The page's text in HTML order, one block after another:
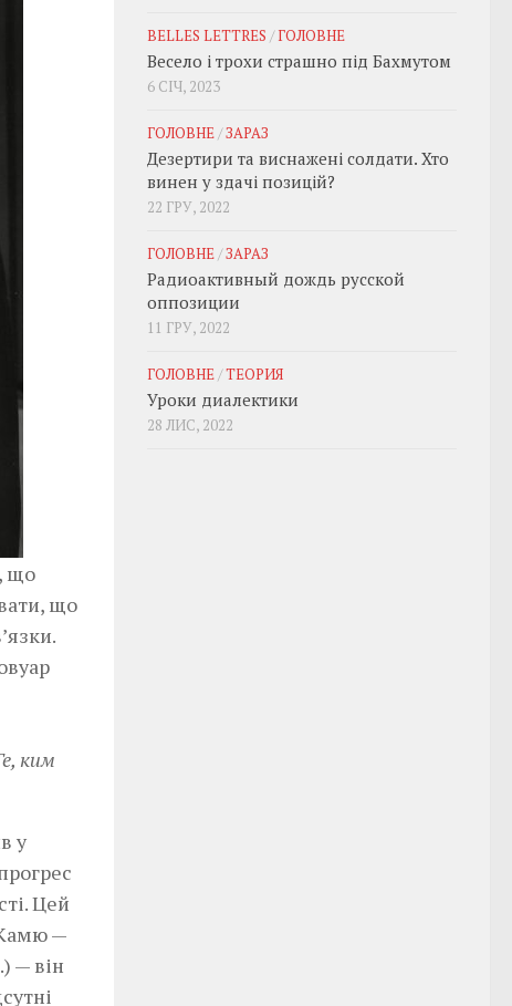
що
що
ким
у
Цей
—
— він
BELLES LETTRES /ГОЛОВНЕ
Весело і трохи страшно під Бахмутом
6 СІЧ, 2023
ГОЛОВНЕ/ЗАРАЗ
Дезертири та виснажені солдати. Хто
винен у здачі позицій?
22 ГРУ, 2022
ГОЛОВНЕ/ЗАРАЗ
Радиоактивный дождь русской
оппозиции
11 ГРУ, 2022
ГОЛОВНЕ/ТЕОРИЯ
Уроки диалектики
28 ЛИС, 2022